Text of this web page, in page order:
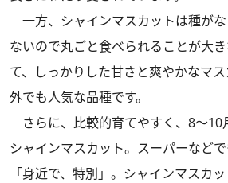
一方、シャインマスカットは種が
ないので丸ごと食べられることが大
て、しっかりした甘さと爽やかなマ
外でも人気な品種です。
さらに、比較的育てやすく、8～10
シャインマスカット。スーパーなど
「身近で、特別」。シャインマスカ